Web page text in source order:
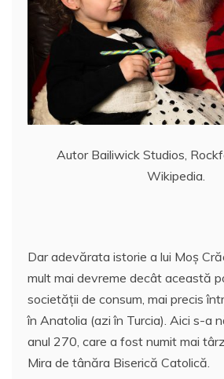
Autor Bailiwick Studios,
Wikipedia.
Dar adevărata istorie a lui Moş
mult mai devreme decât această
societăţii de consum, mai precis
în Anatolia (azi în Turcia). Aici s-a
anul 270, care a fost numit mai
Mira de tânăra Biserică Catolică.